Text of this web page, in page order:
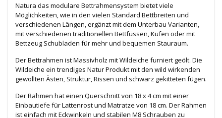
Natura das modulare Bettrahmensystem bietet viele
Möglichkeiten, wie in den vielen Standard Bettbreiten und
verschiedenen Längen, ergänzt mit dem Unterbau Varianten,
mit verschiedenen traditionellen Bettfüssen, Kufen oder mit
Bettzeug Schubladen für mehr und bequemen Stauraum.
Der Bettrahmen ist Massivholz mit Wildeiche furniert geölt. Die
Wildeiche ein trendiges Natur Produkt mit den wild wirkenden
gewollten Ästen, Struktur, Rissen und schwarz gekitteten fügen.
Der Rahmen hat einen Querschnitt von 18 x 4 cm mit einer
Einbautiefe für Lattenrost und Matratze von 18 cm. Der Rahmen
ist einfach mit Eckwinkeln und stabilen M8 Schrauben zu